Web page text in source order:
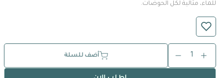
للماء، مثالية لكل الحوضات.
أضف للسلة 1